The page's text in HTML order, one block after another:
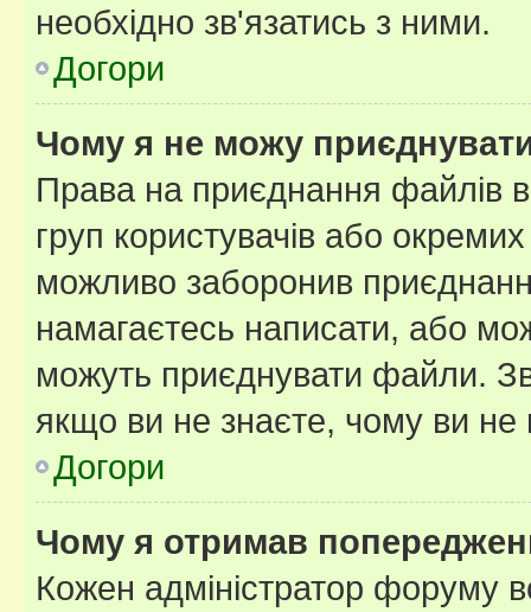
необхідно зв'язатись з ними.
Догори
Чому я не можу
Права на приєднання файлів
груп користувачів або
можливо заборонив
намагаєтесь написати, або
можуть приєднувати файли.
якщо ви не знаєте, чому ви
Догори
Чому я отримав
Кожен адміністратор форуму